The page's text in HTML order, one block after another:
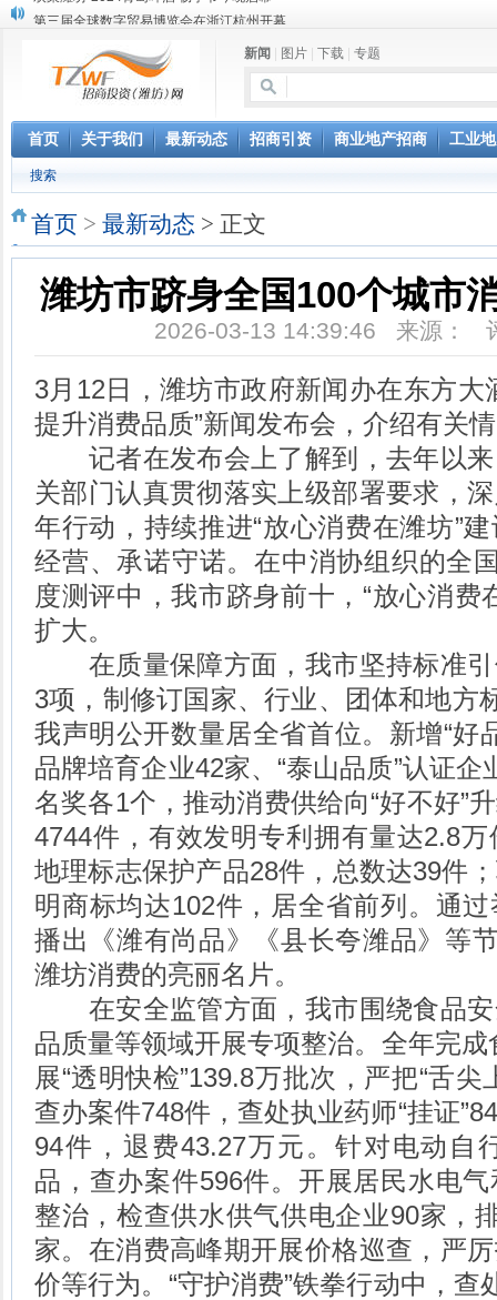
第三届全球数字贸易博览会在浙江杭州开幕
潍坊招商局讯：2024中日韩产业合作发展论坛开幕
昌乐大项目“拔节生长”赋能高质量发展
格润麦尔高端淀粉预混料智能制造项目顺利通过验收
潍坊招商局转：潍坊的冬日“秋景”
潍坊招商局转：潍坊历史名人--燕肃
欢聚潍坊·2024青岛啤酒 畅享节今晚启幕
新闻 图片 下载 专题
首页 关于我们 最新动态 招商引资 商业地产招商 工业
搜索
首页 > 最新动态 > 正文
潍坊市跻身全国100个城市
2026-03-13 14:39:46 来源：
3月12日，潍坊市政府新闻办在东方大
提升消费品质”新闻发布会，介绍有关
记者在发布会上了解到，去年以来
关部门认真贯彻落实上级部署要求，
年行动，持续推进“放心消费在潍坊”
经营、承诺守诺。在中消协组织的全
度测评中，我市跻身前十，“放心消费
扩大。
在质量保障方面，我市坚持标准引
3项，制修订国家、行业、团体和地方
我声明公开数量居全省首位。新增“好
品牌培育企业42家、“泰山品质”认证
名奖各1个，推动消费供给向“好不好”
4744件，有效发明专利拥有量达2.8
地理标志保护产品28件，总数达39件
明商标均达102件，居全省前列。通
播出《潍有尚品》《县长夸潍品》等
潍坊消费的亮丽名片。
在安全监管方面，我市围绕食品安
品质量等领域开展专项整治。全年完
展“透明快检”139.8万批次，严把“舌
查办案件748件，查处执业药师“挂证
94件，退费43.27万元。针对电动自
品，查办案件596件。开展居民水电
整治，检查供水供气供电企业90家，
家。在消费高峰期开展价格巡查，严
价等行为。“守护消费”铁拳行动中，查